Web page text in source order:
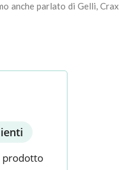
anche parlato di Gelli,
prodotto